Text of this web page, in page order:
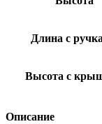
Длина с
Высота с
Описание